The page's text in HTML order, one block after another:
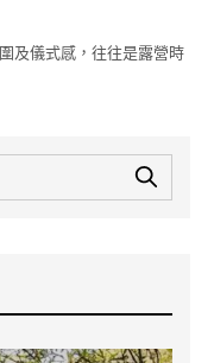
及儀式感，往往是露營時